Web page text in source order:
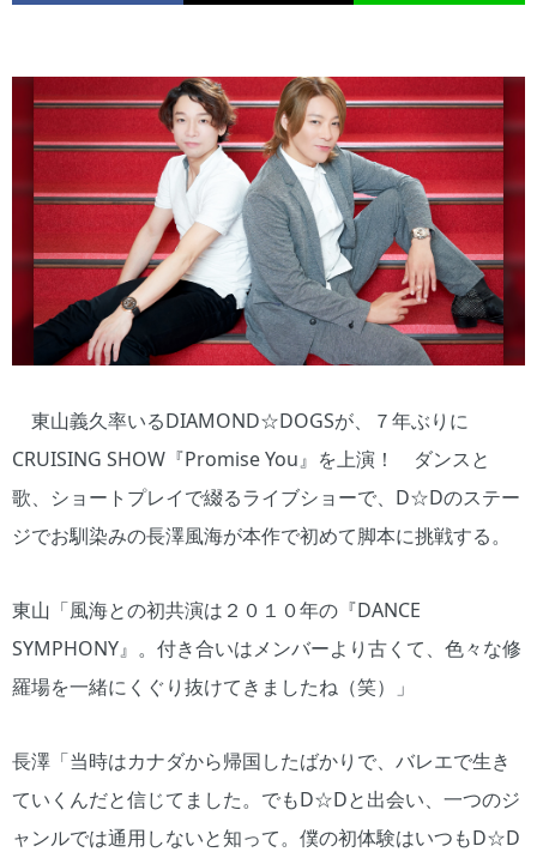
東山義久率いるDIAMOND☆DOGSが、７年ぶりに
CRUISING SHOW『Promise You』を上演！ ダンスと
歌、ショートプレイで綴るライブショーで、D☆Dのステー
ジでお馴染みの長澤風海が本作で初めて脚本に挑戦する。
東山「風海との初共演は２０１０年の『DANCE
SYMPHONY』。付き合いはメンバーより古くて、色々な修
羅場を一緒にくぐり抜けてきましたね（笑）」
長澤「当時はカナダから帰国したばかりで、バレエで生き
ていくんだと信じてました。でもD☆Dと出会い、一つのジ
ャンルでは通用しないと知って。僕の初体験はいつもD☆D